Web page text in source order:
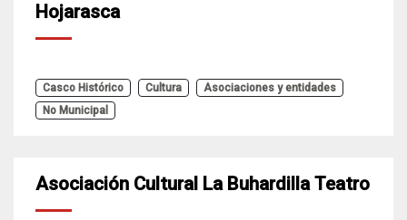
Hojarasca
Casco Histórico Cultura
Asociaciones y entidades
No Municipal
Asociación Cultural La Buhardilla Teatro